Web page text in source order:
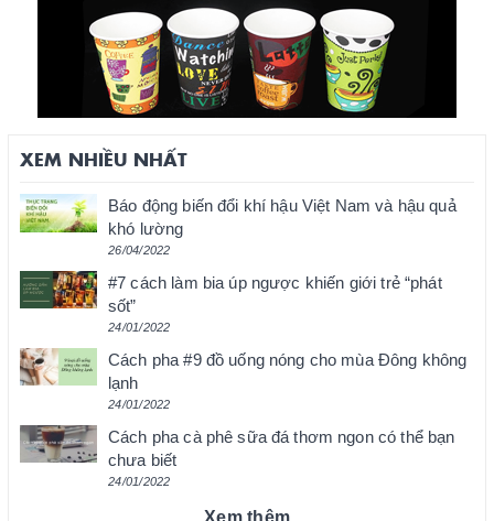
XEM NHIỀU NHẤT
Báo động biến đổi khí hậu Việt Nam và hậu quả
khó lường
26/04/2022
#7 cách làm bia úp ngược khiến giới trẻ “phát
sốt”
24/01/2022
Cách pha #9 đồ uống nóng cho mùa Đông không
lạnh
24/01/2022
Cách pha cà phê sữa đá thơm ngon có thể bạn
chưa biết
24/01/2022
Xem thêm